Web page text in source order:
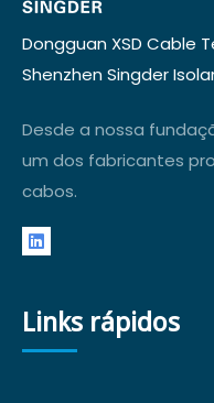
Dongguan XSD Cable
Shenzhen Singder
Desde a nossa
um dos fabricantes
cabos.
Links rápidos